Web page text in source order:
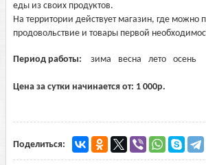
еды из своих продуктов.
На территории действует магазин, где можно
продовольствие и товары первой
Период работы: зима весна лето осень
Цена за сутки начинается от: 1 000р.
Поделиться: